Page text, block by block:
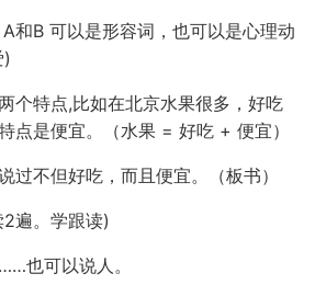
和B 可以是形容词，也可以是心理动
个特点,比如在北京水果很多，好吃
点是便宜。（水果 = 好吃 + 便宜）
过不但好吃，而且便宜。（板书）
遍。学跟读)
也可以说人。